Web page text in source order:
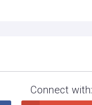
Connect with: